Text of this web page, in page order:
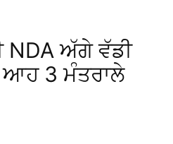
NDA ਅੱਗੇ ਵੱਡੀ
ਆਹ 3 ਮੰਤਰਾਲੇ